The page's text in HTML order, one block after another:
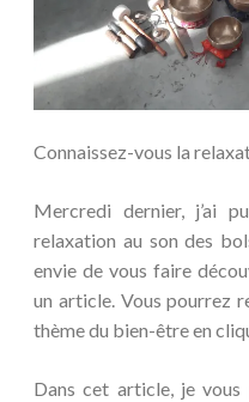
Connaissez-vous la
Mercredi dernier, j’ai
relaxation au son des
envie de vous faire
un article. Vous pourrez
thème du bien-être en
Dans cet article, je